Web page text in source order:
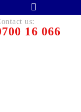
us:
16 066